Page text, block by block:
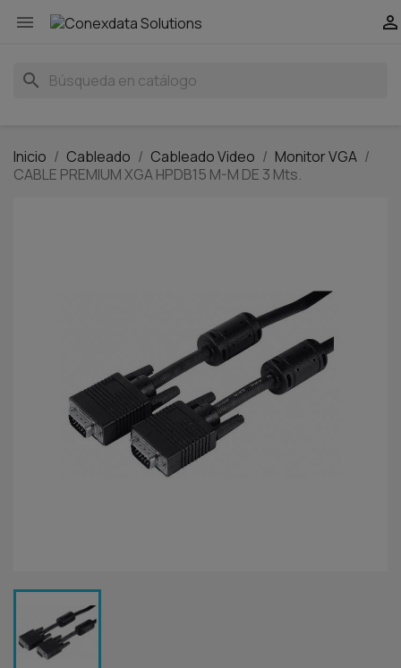
 
search
Inicio Cableado Cableado Video
Monitor VGA
CABLE PREMIUM XGA HPDB15 M-M DE 3 Mts.